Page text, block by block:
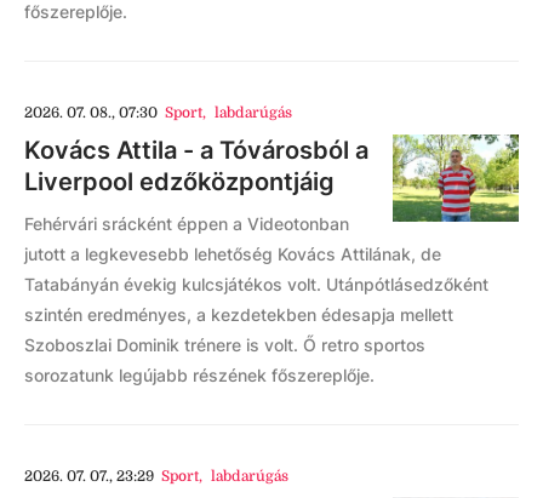
főszereplője.
2026. 07. 08., 07:30 Sport, labdarúgás
Kovács Attila - a Tóvárosból a
Liverpool edzőközpontjáig
Fehérvári srácként éppen a Videotonban
jutott a legkevesebb lehetőség Kovács Attilának, de
Tatabányán évekig kulcsjátékos volt. Utánpótlásedzőként
szintén eredményes, a kezdetekben édesapja mellett
Szoboszlai Dominik trénere is volt. Ő retro sportos
sorozatunk legújabb részének főszereplője.
2026. 07. 07., 23:29 Sport, labdarúgás